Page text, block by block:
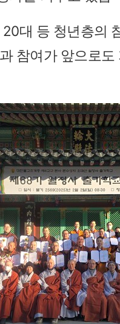
대 등 청년층의
참여가 앞으로